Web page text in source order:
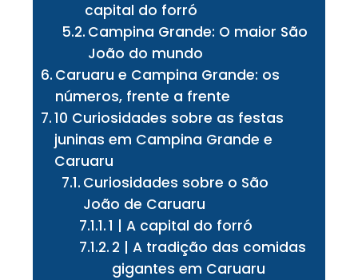
capital do forró
Campina Grande: O maior São
João do mundo
Caruaru e Campina Grande: os
números, frente a frente
10 Curiosidades sobre as festas
juninas em Campina Grande e
Caruaru
Curiosidades sobre o São
João de Caruaru
1 | A capital do forró
2 | A tradição das comidas
gigantes em Caruaru